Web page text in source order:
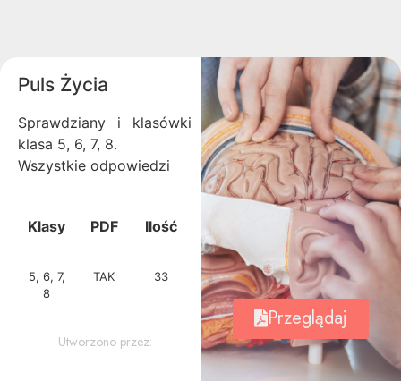
Puls Życia
Sprawdziany i klasówki
klasa 5, 6, 7, 8.
Wszystkie odpowiedzi
Klasy PDF Ilość
5, 6, 7,
8
TAK 33
Utworzono przez:
Przeglądaj